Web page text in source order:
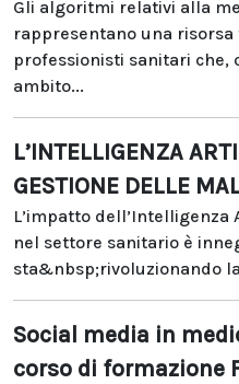
Gli algoritmi relativi alla
rappresentano una
professionisti sanitari che,
ambito...
L’INTELLIGENZA
GESTIONE DELLE
L’impatto
nel settore sanitario è
sta&nbsp;rivoluzionando
Social media in
corso di formazione